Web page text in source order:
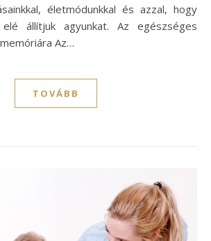
életmódunkkal és azzal, hogy
állítjuk agyunkat. Az egészséges
Az…
TOVÁBB